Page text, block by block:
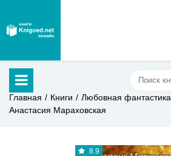
Главная Книги
Любовная фантастика
Анастасия Мараховская
8.9